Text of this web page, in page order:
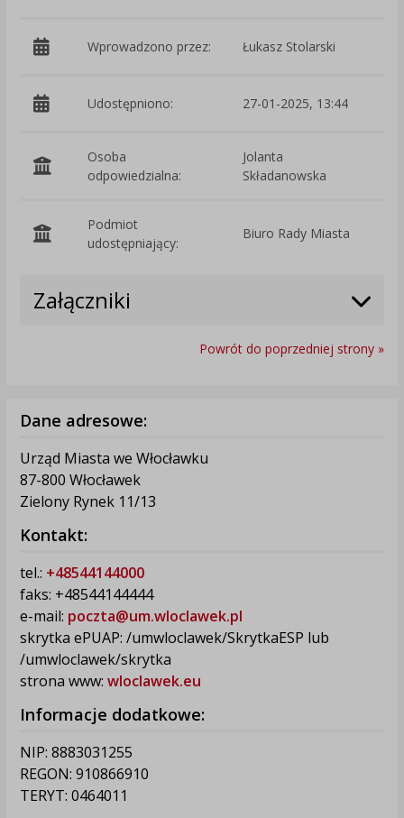
Wprowadzono przez: Łukasz Stolarski
Udostępniono: 27-01-2025, 13:44
Osoba
odpowiedzialna:
Jolanta
Składanowska
Podmiot
udostępniający:
Biuro Rady Miasta
Załączniki
Powrót do poprzedniej strony »
Dane adresowe:
Urząd Miasta we Włocławku
87-800 Włocławek
Zielony Rynek 11/13
Kontakt:
tel.: +48544144000
faks: +48544144444
e-mail: poczta@um.wloclawek.pl
skrytka ePUAP: /umwloclawek/SkrytkaESP lub
/umwloclawek/skrytka
strona www: wloclawek.eu
Informacje dodatkowe:
NIP: 8883031255
REGON: 910866910
TERYT: 0464011